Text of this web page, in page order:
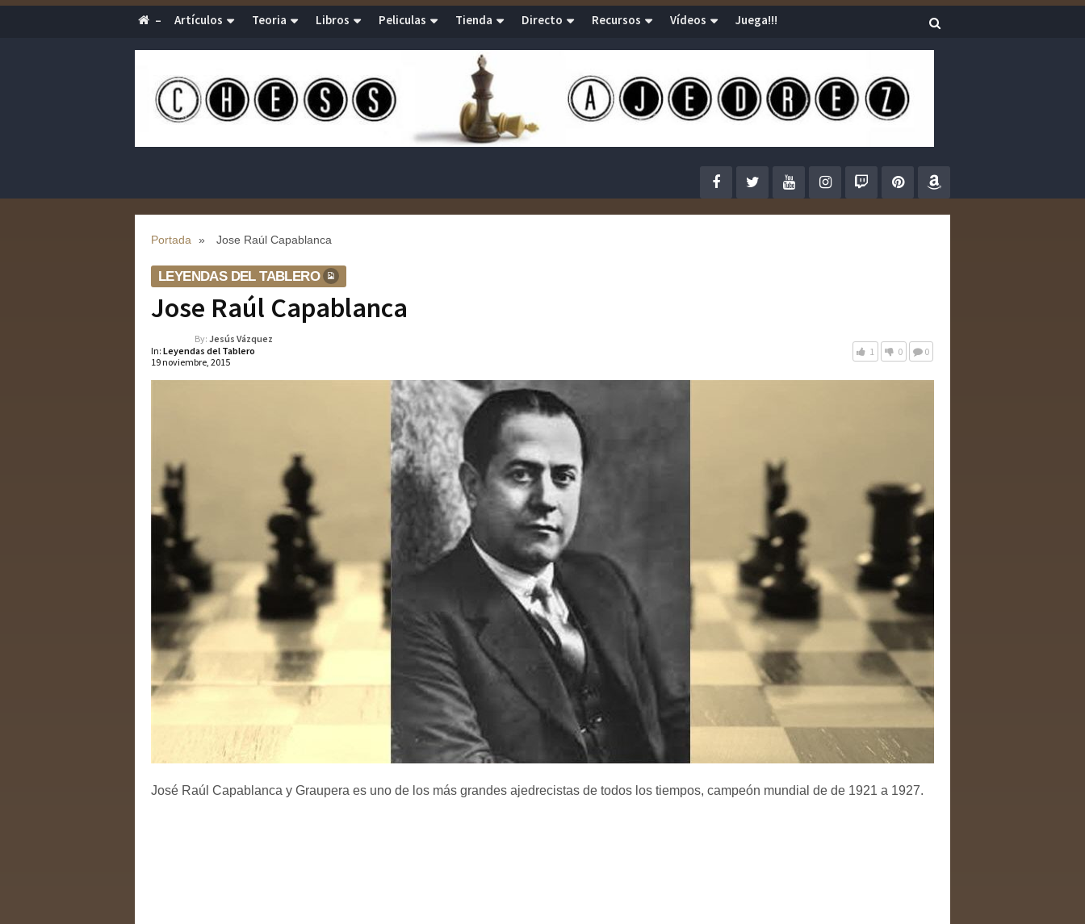
– Artículos Teoria Libros Peliculas Tienda Directo Recursos Vídeos Juega!!!
Portada » Jose Raúl Capablanca
LEYENDAS DEL TABLERO
Jose Raúl Capablanca
By: Jesús Vázquez
In: Leyendas del Tablero
19 noviembre, 2015
1 0 0
José Raúl Capablanca y Graupera es uno de los más grandes ajedrecistas de todos los tiempos, campeón mundial de de 1921 a 1927.